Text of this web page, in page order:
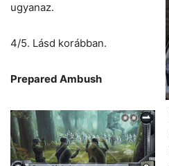
ugyanaz.
4/5. Lásd korábban.
Prepared Ambush